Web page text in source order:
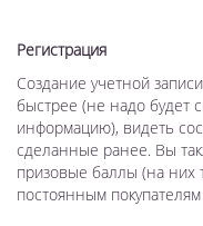
Регистрация
Создание учетной
быстрее (не надо будет
информацию), видеть
сделанные ранее. Вы
призовые баллы (на них
постоянным